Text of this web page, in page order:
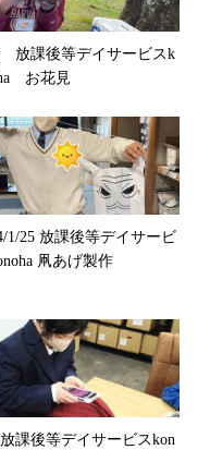
放課後等デイサービスk
お花見
1/25 放課後等デイサービ
凧あげ製作
課後等デイサービスkon